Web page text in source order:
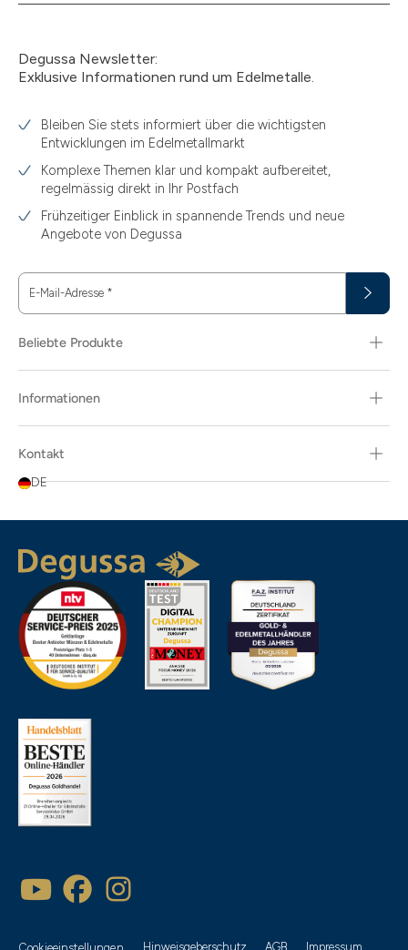
Neueste
Degussa Newsletter:
Exklusive Informationen rund um Edelmetalle.
Bleiben Sie stets informiert über die wichtigsten
Entwicklungen im Edelmetallmarkt
Komplexe Themen klar und kompakt aufbereitet,
regelmässig direkt in Ihr Postfach
Frühzeitiger Einblick in spannende Trends und neue
Angebote von Degussa
E-Mail-Adresse *
Beliebte Produkte
Informationen
Kontakt
DE
Hinweisgeberschutz AGB Impressum